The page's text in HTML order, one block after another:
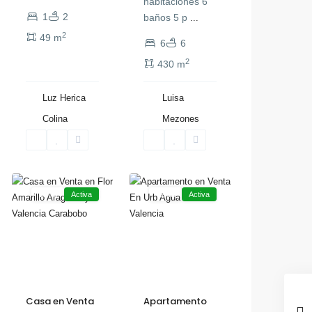
1
2
49 m2
Luz Herica
Colina
baños 5 p ...
6
6
430 m2
Luisa
Mezones
Amarillo
Venta Activa
Casa en Venta
Venta Activa
Apartamento